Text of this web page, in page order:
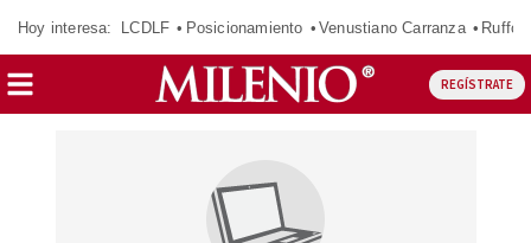
Hoy interesa: LCDLF Posicionamiento Venustiano Carranza Ruffo
REGÍSTRATE